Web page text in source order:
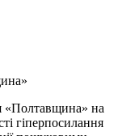
«Полтавщина» на
гіперпосилання